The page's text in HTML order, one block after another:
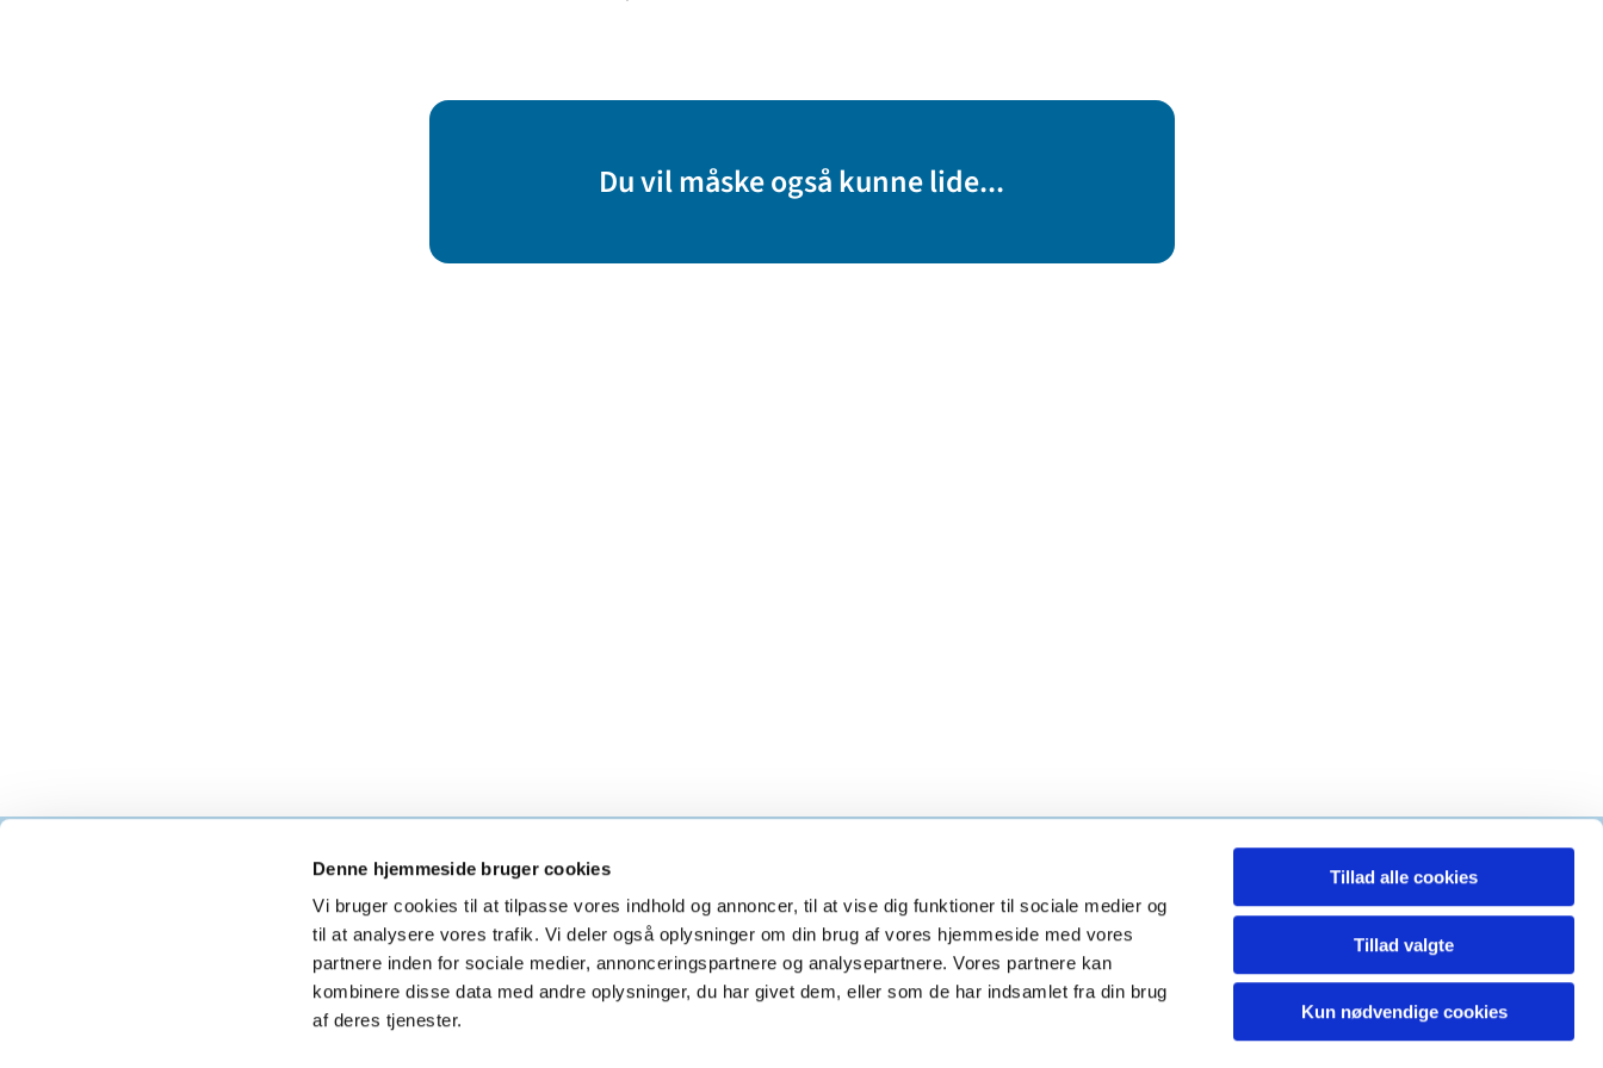
Denne hjemmeside bruger cookies
Vi bruger cookies til at tilpasse vores indhold og annoncer, til at vise dig funktioner til sociale medier og
til at analysere vores trafik. Vi deler også oplysninger om din brug af vores hjemmeside med vores
partnere inden for sociale medier, annonceringspartnere og analysepartnere. Vores partnere kan
kombinere disse data med andre oplysninger, du har givet dem, eller som de har indsamlet fra din brug
af deres tjenester.
Tillad alle cookies
Tillad valgte
Kun nødvendige cookies
Du vil måske også kunne lide...
Als KirkeØster Hurup KirkeSkelund Kirke Visborg kirke